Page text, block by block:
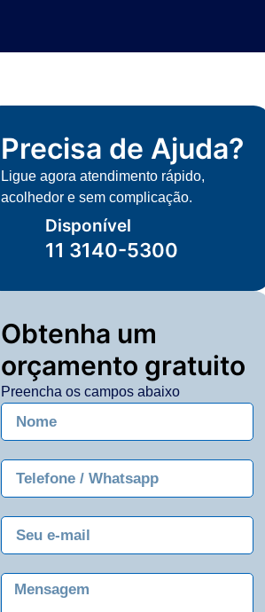
Precisa de Ajuda?
Ligue agora atendimento rápido,
acolhedor e sem complicação.
Disponível
11 3140-5300
Obtenha um
orçamento gratuito
Preencha os campos abaixo